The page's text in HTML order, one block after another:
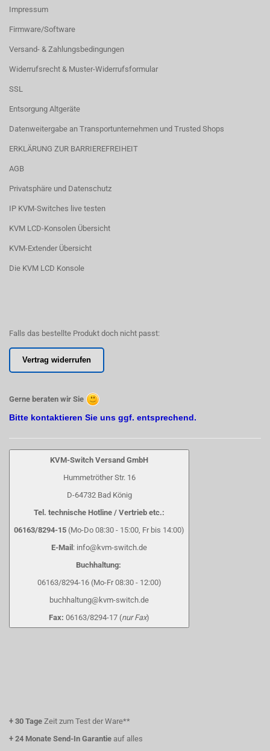
Impressum
Firmware/Software
Versand- & Zahlungsbedingungen
Widerrufsrecht & Muster-Widerrufsformular
SSL
Entsorgung Altgeräte
Datenweitergabe an Transportunternehmen und Trusted Shops
ERKLÄRUNG ZUR BARRIEREFREIHEIT
AGB
Privatsphäre und Datenschutz
IP KVM-Switches live testen
KVM LCD-Konsolen Übersicht
KVM-Extender Übersicht
Die KVM LCD Konsole
Falls das bestellte Produkt doch nicht passt:
Vertrag widerrufen
Gerne beraten wir Sie
Bitte kontaktieren Sie uns ggf. entsprechend.
KVM-Switch Versand GmbH
Hummetröther Str. 16
D-64732 Bad König
Tel. technische Hotline / Vertrieb etc.:
06163/8294-15 (Mo-Do 08:30 - 15:00, Fr bis 14:00)
E-Mail : info@kvm-switch.de
Buchhaltung:
06163/8294-16 (Mo-Fr 08:30 - 12:00)
buchhaltung@kvm-switch.de
Fax: 06163/8294-17 (nur Fax)
+ 30 Tage Zeit zum Test der Ware**
+ 24 Monate Send-In Garantie auf alles